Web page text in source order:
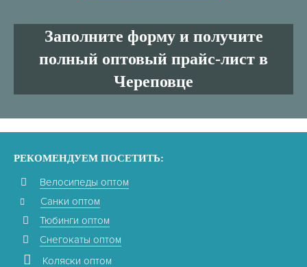
Заполните форму и получите
полный оптовый прайс-лист в
Череповце
РЕКОМЕНДУЕМ ПОСЕТИТЬ:
Велосипеды оптом
Санки оптом
Тюбинги оптом
Снегокаты оптом
Коляски оптом